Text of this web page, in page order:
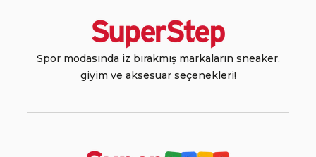
Spor modasında iz bırakmış markaların sneaker,
giyim ve aksesuar seçenekleri!